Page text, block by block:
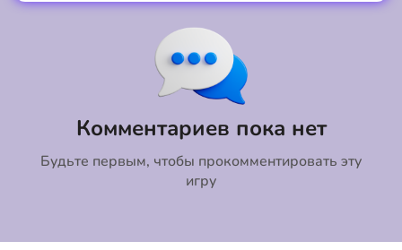
Комментариев пока нет
Будьте первым, чтобы прокомментировать эту
игру
Коментировать